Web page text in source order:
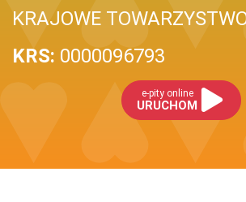
KRAJOWE
KRS: 0000096793
e-pity online
URUCHOM